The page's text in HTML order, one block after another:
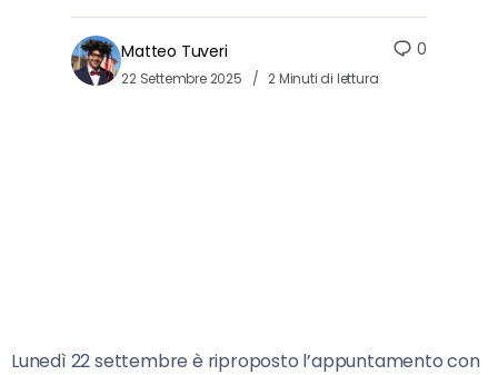
Matteo Tuveri
22 Settembre 2025 2 Minuti di lettura
0
Lunedì 22 settembre è riproposto l’appuntamento con